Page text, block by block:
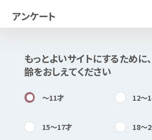
ふりがな
アンケート
もっとよいサイトにするために
齢をおしえてください
〜11才 12〜
15〜17才 18〜